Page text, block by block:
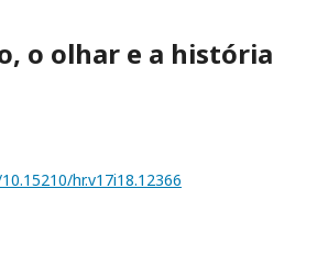
o olhar e a história
hr.v17i18.12366